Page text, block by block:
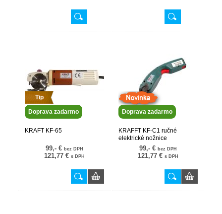
Tip
Doprava zadarmo
KRAFT KF-65
99,- € bez DPH
121,77 € s DPH
Doprava zadarmo
KRAFFT KF-C1 ručné
elektrické nožnice
99,- € bez DPH
121,77 € s DPH